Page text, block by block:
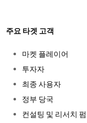
주요 타겟 고객
마켓 플레이어
투자자
최종 사용자
정부 당국
컨설팅 및 리서치 펌